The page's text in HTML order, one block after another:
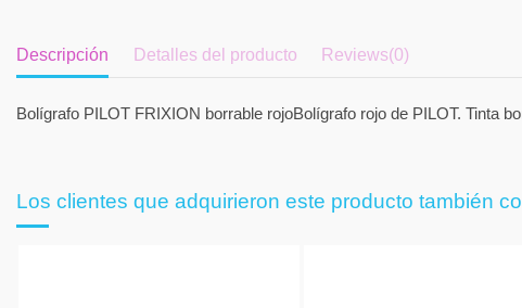
Descripción Detalles del producto Reviews(0)
Bolígrafo PILOT FRIXION borrable rojoBolígrafo rojo de PILOT. Tinta
Los clientes que adquirieron este producto también